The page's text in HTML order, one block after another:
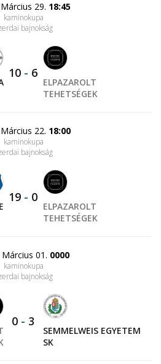
29. 18:45
kaminokupa
bajnokság
10 - 6
ELPAZAROLT
TEHETSÉGEK
22. 18:00
kaminokupa
bajnokság
19 - 0
ELPAZAROLT
TEHETSÉGEK
Március 01. 0000
kaminokupa
bajnokság
0 - 3
SEMMELWEIS EGYETEM
SK